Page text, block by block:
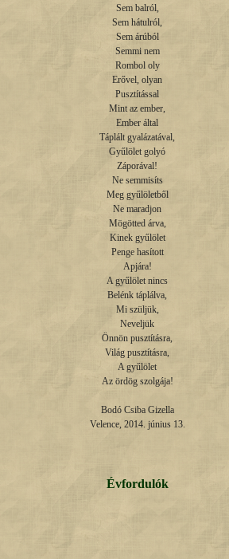
Sem balról,
Sem hátulról,
Sem árúból
Semmi nem
Rombol oly
Erővel, olyan
Pusztítással
Mint az ember,
Ember által
Táplált gyalázatával,
Gyűlölet golyó
Záporával!
Ne semmisíts
Meg gyűlöletből
Ne maradjon
Mögötted árva,
Kinek gyűlölet
Penge hasított
Apjára!
A gyűlölet nincs
Belénk táplálva,
Mi szüljük,
Neveljük
Önnön pusztításra,
Világ pusztításra,
A gyűlölet
Az ördög szolgája!
Bodó Csiba Gizella
Velence, 2014. június 13.
Évfordulók